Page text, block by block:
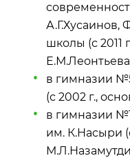
А.Г.Хусаинов,
школы (с 2011
в гимназии
(с 2002 г.,
в гимназии
им. К.Насыри